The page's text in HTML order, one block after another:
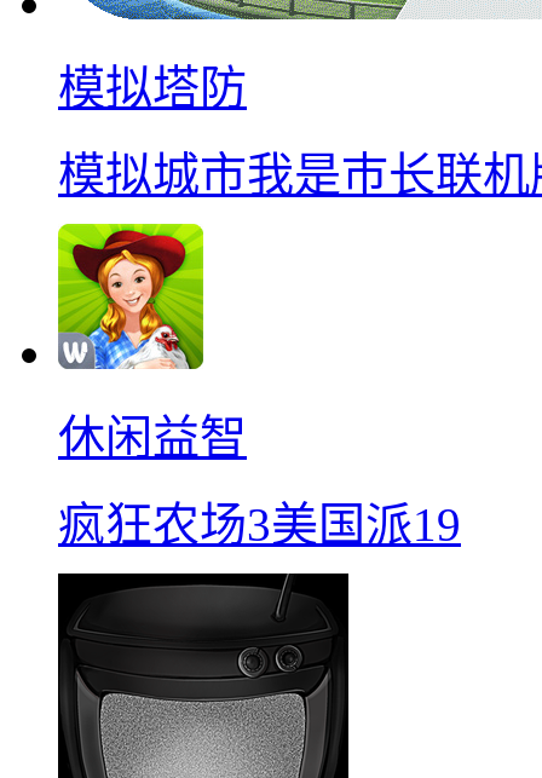
模拟塔防
模拟城市我是巿长联机
休闲益智
疯狂农场3美国派19